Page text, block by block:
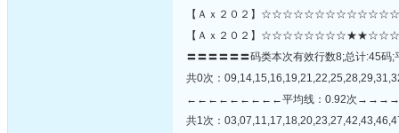
【Ａｘ２０２】
【Ａｘ２０２】
〓〓〓〓〓〓码类本次有效行数8;总计:45码
共0次：
←←←←←←←←←平均线：0.92次
共1次：